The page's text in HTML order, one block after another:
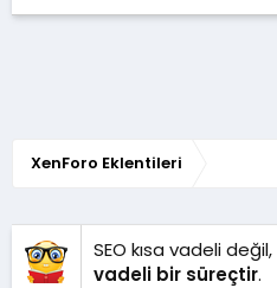
0
XenForo Eklentileri
SEO kısa vadeli değil,
vadeli bir süreçtir.